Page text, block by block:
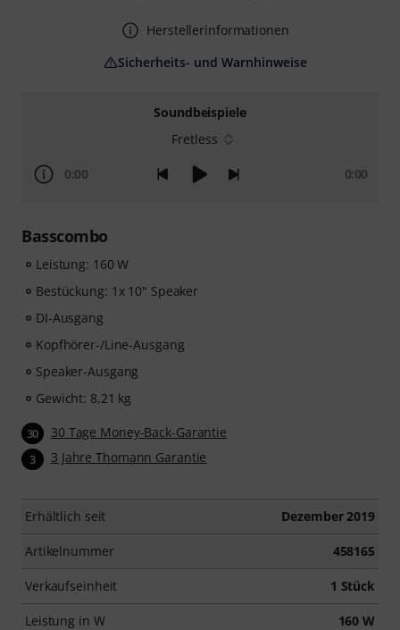
Soundbeispiele
Fretless
0:00 0:00
Basscombo
Leistung: 160 W
Bestückung: 1x 10" Speaker
DI-Ausgang
Kopfhörer-/Line-Ausgang
Speaker-Ausgang
Gewicht: 8,21 kg
30 30 Tage Money-Back-Garantie
3 3 Jahre Thomann Garantie
Erhältlich seit Dezember 2019
Artikelnummer 458165
Verkaufseinheit 1 Stück
Leistung in W 160 W
Herstellerinformationen
Sicherheits- und Warnhinweise